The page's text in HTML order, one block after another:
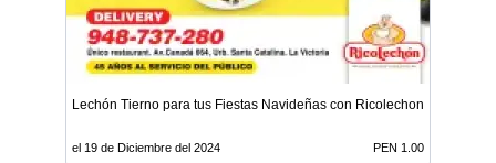
Lechón Tierno para tus Fiestas Navideñas con Ricolechon
el 19 de Diciembre del 2024 PEN 1.00